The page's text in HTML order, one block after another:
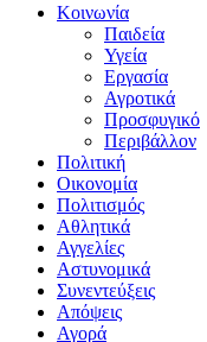
Κοινωνία
Παιδεία
Υγεία
Εργασία
Αγροτικά
Προσφυγικό
Περιβάλλον
Πολιτική
Οικονομία
Πολιτισμός
Αθλητικά
Αγγελίες
Αστυνομικά
Συνεντεύξεις
Απόψεις
Αγορά